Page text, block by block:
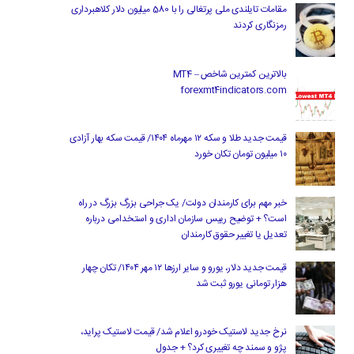
مقامات تایلندی ملی پرتغالی را با 580 میلیون دلار کلاهبرداری
رمزنگاری کردند
بالاترین کمترین شاخص MT4 –
forexmt4indicators.com
قیمت جدید طلا و سکه ۱۲ مهرماه ۱۴۰۴/ قیمت سکه بهار آزادی
۱۰ میلیون تومان تکان خورد
خبر مهم برای کارمندان دولت/ یک جراحی بزرگ بزرگ در راه
است؟ + توضیح رییس سازمان اداری و استخدامی درباره
تعدیل یا تغییر حقوق کارمندان
قیمت جدید دلار، یورو و سایر ارزها ۱۲ مهر ۱۴۰۴/ تکان چهار
هزار تومانی یورو ثبت شد
نرخ جدید لاستیک خودرو اعلام شد/ قیمت لاستیک پراید،
پژو و سمند چه تغییری کرد؟ + جدول